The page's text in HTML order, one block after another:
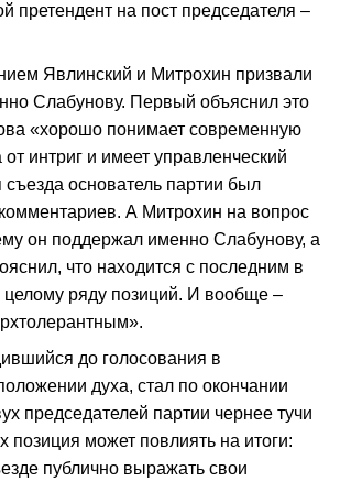
претендент на пост председателя –
Явлинский и Митрохин призвали
Слабунову. Первый объяснил это
«хорошо понимает современную
от интриг и имеет управленческий
основатель партии был
А Митрохин на вопрос
он поддержал именно Слабунову, а
что находится с последним в
целому ряду позиций. И вообще –
до голосования в
духа, стал по окончании
председателей партии чернее тучи
позиция может повлиять на итоги:
публично выражать свои